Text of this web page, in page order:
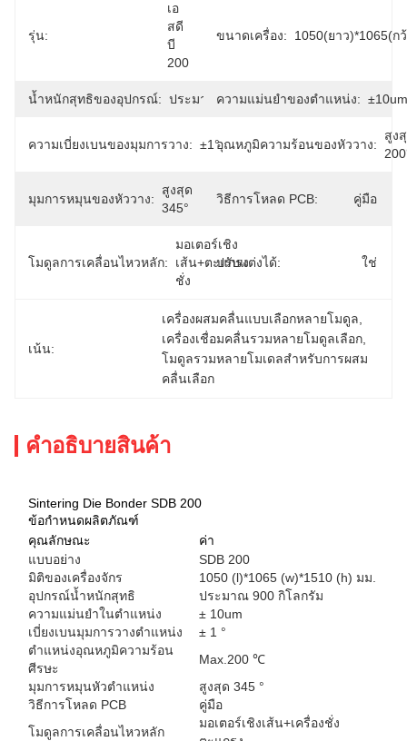
รุ่น:
เอ
สดี
บี
200
ขนาดเครื่อง: 1050(ยาว)*1065(ก
น้ำหนักสุทธิของอุปกรณ์: ประมาณ900กก.ความแม่นยำของตำแหน่ง: ±10um
ความเบี่ยงเบนของมุมการวาง: ±1°อุณหภูมิความร้อนของหัววาง:
สูง
มุมการหมุนของหัววาง:
สูงสุด
345°
วิธีการโหลด PCB: คู่มือ
โมดูลการเคลื่อนไหวหลัก:
มอเตอร์เชิง
เส้น+ตะแกรง
ชั่ง
ปรับแต่งได้: ใช่
เน้น:
เครื่องผสมคลื่นแบบเลือกหลายโมดูล
เครื่องเชื่อมคลื่นรวมหลายโมดูลเลือก
โมดูลรวมหลายโมเดลสําหรับการผสม
คลื่นเลือก
คําอธิบายสินค้า
Sintering Die Bonder SDB 200
ข้อกำหนดผลิตภัณฑ์
คุณลักษณะ
ค่า
แบบอย่าง
SDB 200
มิติของเครื่องจักร
1050 (l)*1065 (w)*1510 (h) มม.
อุปกรณ์น้ำหนักสุทธิ
ประมาณ 900 กิโลกรัม
ความแม่นยำในตำแหน่ง
± 10um
เบี่ยงเบนมุมการวางตำแหน่ง
± 1 °
ตำแหน่งอุณหภูมิความร้อน
ศีรษะ
Max.200 ℃
มุมการหมุนหัวตำแหน่ง
สูงสุด 345 °
วิธีการโหลด PCB
คู่มือ
โมดูลการเคลื่อนไหวหลัก
มอเตอร์เชิงเส้น+เครื่องชั่ง